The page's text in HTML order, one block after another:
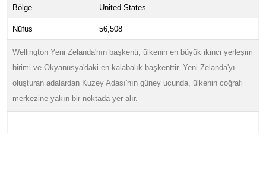
Bölge United States
Nüfus 56,508
Wellington Yeni Zelanda'nın başkenti, ülkenin en büyük ikinci yerleşim
birimi ve Okyanusya'daki en kalabalık başkenttir. Yeni Zelanda'yı
oluşturan adalardan Kuzey Adası'nın güney ucunda, ülkenin coğrafi
merkezine yakın bir noktada yer alır.